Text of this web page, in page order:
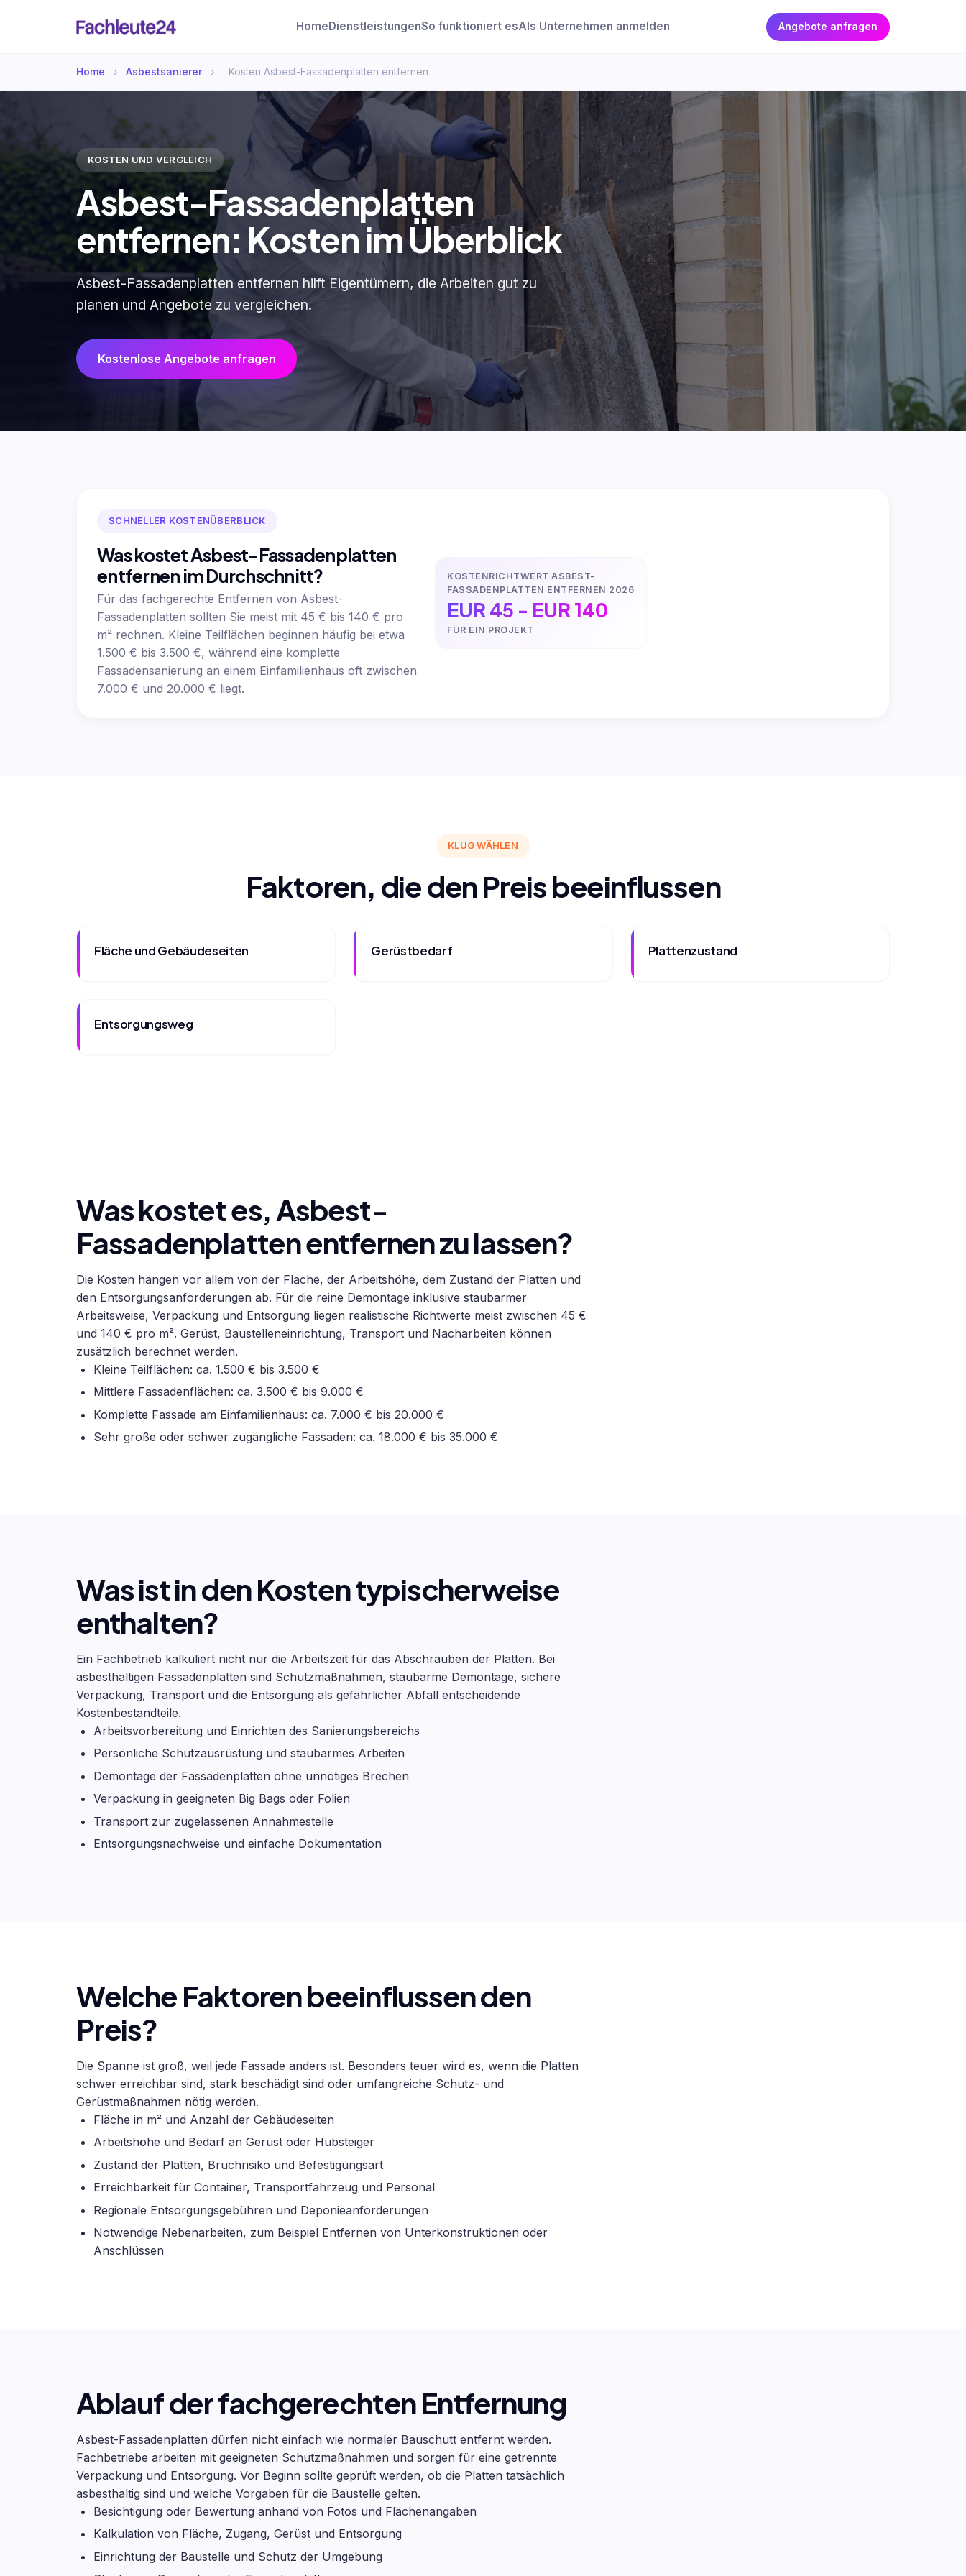
Home DienstleistungenSo funktioniert esAls Unternehmen anmelden Angebote anfragen
Home › Asbestsanierer › Kosten Asbest-Fassadenplatten entfernen
KOSTEN UND VERGLEICH
Asbest-Fassadenplatten
entfernen: Kosten im Überblick
Asbest-Fassadenplatten entfernen hilft Eigentümern, die Arbeiten gut zu
planen und Angebote zu vergleichen.
Kostenlose Angebote anfragen
SCHNELLER KOSTENÜBERBLICK
Was kostet Asbest-Fassadenplatten
entfernen im Durchschnitt?
Für das fachgerechte Entfernen von Asbest-
Fassadenplatten sollten Sie meist mit 45 € bis 140 € pro
m² rechnen. Kleine Teilflächen beginnen häufig bei etwa
1.500 € bis 3.500 €, während eine komplette
Fassadensanierung an einem Einfamilienhaus oft zwischen
7.000 € und 20.000 € liegt.
KOSTENRICHTWERT ASBEST-
FASSADENPLATTEN ENTFERNEN 2026
EUR 45 - EUR 140
FÜR EIN PROJEKT
KLUG WÄHLEN
Faktoren, die den Preis beeinflussen
Fläche und Gebäudeseiten Gerüstbedarf Plattenzustand
Entsorgungsweg
Was kostet es, Asbest-
Fassadenplatten entfernen zu lassen?
Die Kosten hängen vor allem von der Fläche, der Arbeitshöhe, dem Zustand der Platten und
den Entsorgungsanforderungen ab. Für die reine Demontage inklusive staubarmer
Arbeitsweise, Verpackung und Entsorgung liegen realistische Richtwerte meist zwischen 45 €
und 140 € pro m². Gerüst, Baustelleneinrichtung, Transport und Nacharbeiten können
zusätzlich berechnet werden.
Kleine Teilflächen: ca. 1.500 € bis 3.500 €
Mittlere Fassadenflächen: ca. 3.500 € bis 9.000 €
Komplette Fassade am Einfamilienhaus: ca. 7.000 € bis 20.000 €
Sehr große oder schwer zugängliche Fassaden: ca. 18.000 € bis 35.000 €
Was ist in den Kosten typischerweise
enthalten?
Ein Fachbetrieb kalkuliert nicht nur die Arbeitszeit für das Abschrauben der Platten. Bei
asbesthaltigen Fassadenplatten sind Schutzmaßnahmen, staubarme Demontage, sichere
Verpackung, Transport und die Entsorgung als gefährlicher Abfall entscheidende
Kostenbestandteile.
Arbeitsvorbereitung und Einrichten des Sanierungsbereichs
Persönliche Schutzausrüstung und staubarmes Arbeiten
Demontage der Fassadenplatten ohne unnötiges Brechen
Verpackung in geeigneten Big Bags oder Folien
Transport zur zugelassenen Annahmestelle
Entsorgungsnachweise und einfache Dokumentation
Welche Faktoren beeinflussen den
Preis?
Die Spanne ist groß, weil jede Fassade anders ist. Besonders teuer wird es, wenn die Platten
schwer erreichbar sind, stark beschädigt sind oder umfangreiche Schutz- und
Gerüstmaßnahmen nötig werden.
Fläche in m² und Anzahl der Gebäudeseiten
Arbeitshöhe und Bedarf an Gerüst oder Hubsteiger
Zustand der Platten, Bruchrisiko und Befestigungsart
Erreichbarkeit für Container, Transportfahrzeug und Personal
Regionale Entsorgungsgebühren und Deponieanforderungen
Notwendige Nebenarbeiten, zum Beispiel Entfernen von Unterkonstruktionen oder
Anschlüssen
Ablauf der fachgerechten Entfernung
Asbest-Fassadenplatten dürfen nicht einfach wie normaler Bauschutt entfernt werden.
Fachbetriebe arbeiten mit geeigneten Schutzmaßnahmen und sorgen für eine getrennte
Verpackung und Entsorgung. Vor Beginn sollte geprüft werden, ob die Platten tatsächlich
asbesthaltig sind und welche Vorgaben für die Baustelle gelten.
Besichtigung oder Bewertung anhand von Fotos und Flächenangaben
Kalkulation von Fläche, Zugang, Gerüst und Entsorgung
Einrichtung der Baustelle und Schutz der Umgebung